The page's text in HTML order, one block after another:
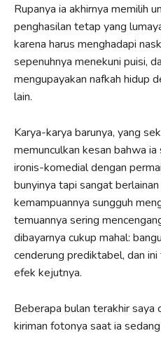
Rupanya ia akhirnya memilih
penghasilan tetap yang
karena harus menghadapi
sepenuhnya menekuni puisi,
mengupayakan nafkah hidup
lain.
Karya-karya barunya, yang
memunculkan kesan bahwa
ironis-komedial dengan
bunyinya tapi sangat
kemampuannya sungguh
temuannya sering
dibayarnya cukup mahal:
cenderung prediktabel, dan
efek kejutnya.
Beberapa bulan terakhir saya
kiriman fotonya saat ia